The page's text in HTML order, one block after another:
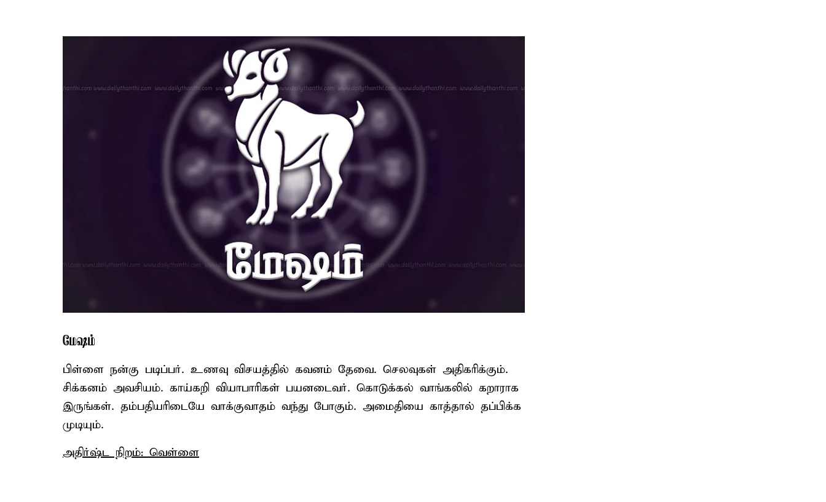
மேஷம்
பிள்ளை நன்கு படிப்பர். உணவு விசயத்தில் கவனம் தேவை. செலவுகள் அதிகரிக்கும்.
சிக்கனம் அவசியம். காய்கறி வியாபாரிகள் பயனடைவர். கொடுக்கல் வாங்கலில் கறாராக
இருங்கள். தம்பதியரிடையே வாக்குவாதம் வந்து போகும். அமைதியை காத்தால் தப்பிக்க
முடியும்.
அதிர்ஷ்ட நிறம்: வெள்ளை